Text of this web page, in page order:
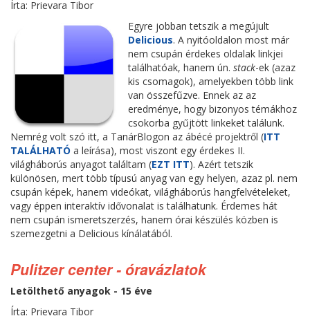
Írta: Prievara Tibor
Egyre jobban tetszik a megújult
Delicious. A nyitóoldalon most már
nem csupán érdekes oldalak linkjei
találhatóak, hanem ún. stack-ek (azaz
kis csomagok), amelyekben több link
van összefűzve. Ennek az az
eredménye, hogy bizonyos témákhoz
csokorba gyűjtött linkeket találunk.
Nemrég volt szó itt, a TanárBlogon az ábécé projektről (ITT
TALÁLHATÓ a leírása), most viszont egy érdekes II.
világháborús anyagot találtam (EZT ITT). Azért tetszik
különösen, mert több típusú anyag van egy helyen, azaz pl. nem
csupán képek, hanem videókat, világháborús hangfelvételeket,
vagy éppen interaktív idővonalat is találhatunk. Érdemes hát
nem csupán ismeretszerzés, hanem órai készülés közben is
szemezgetni a Delicious kínálatából.
Pulitzer center - óravázlatok
Letölthető anyagok - 15 éve
Írta: Prievara Tibor